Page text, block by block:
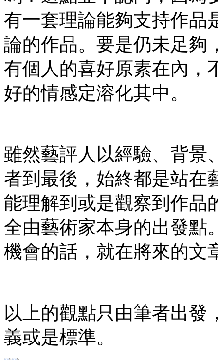
有一套理論能夠支持作品
論的作品。要是仍未足夠
有個人的喜好原素在內，
好的情感定溶化其中。
雖然藝評人以經驗、背景
者到最後，始終都是站在
能理解到或是觀察到作品
全由藝術家本身的出發點
機會的話，就在將來的文
以上的觀點只由筆者出發
義或是標準。